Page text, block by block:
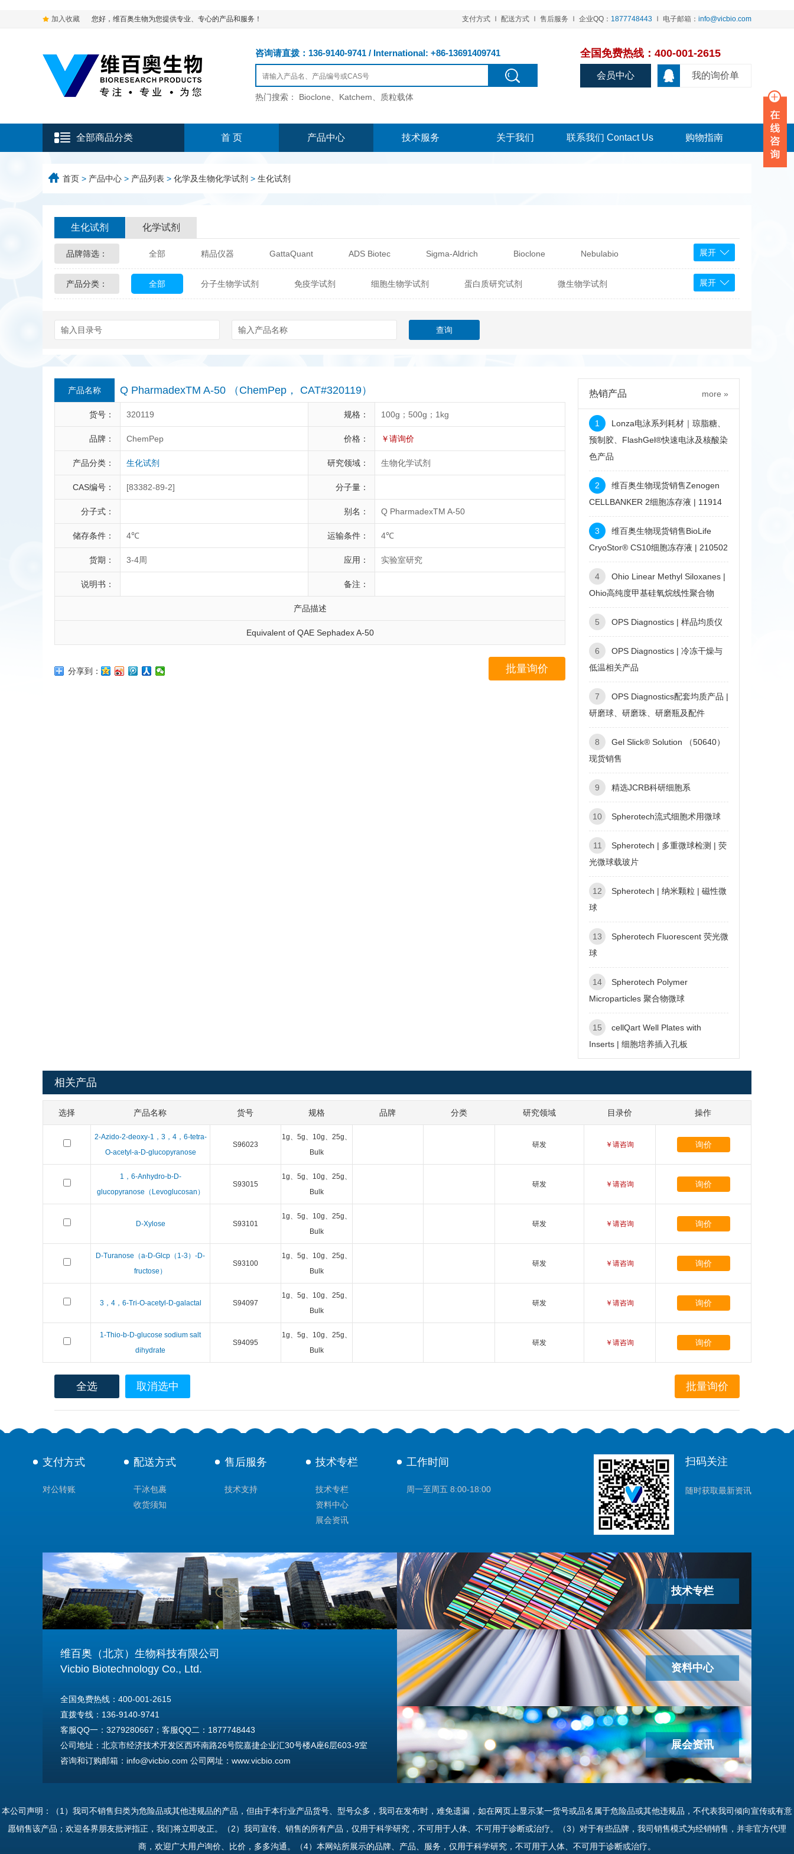
加入收藏 您好，维百奥生物为您提供专业、专心的产品和服务！ 支付方式 配送方式 售后服务 企业QQ： 1877748443 电子邮箱： info@vicbio.com
咨询请直拨：136-9140-9741 / International: +86-13691409741
热门搜索： Bioclone、Katchem、质粒载体
全国免费热线：400-001-2615
我的询价单
会员中心
全部商品分类 首 页 产品中心 技术服务 关于我们 联系我们 Contact Us 购物指南
首页 > 产品中心 > 产品列表 > 化学及生物化学试剂 > 生化试剂
生化试剂 化学试剂
品牌筛选： 全部 精品仪器 GattaQuant ADS Biotec Sigma-Aldrich Bioclone Nebulabio
Glycon Biochem Sterlitech 热销产品 辰辉创聚生物® (Nebulabio) BPS Bioscience
Mediagnost
Cytodiagnostics Katchem
Berry & Associates Hybrid Plastics Milenia Biotec Sunrise Science
LGC Maine Standards Pall Lonza 康为世纪
Abbexa AbD Serotec Abnova Active Motif
展开
产品分类： 全部 分子生物学试剂 免疫学试剂 细胞生物学试剂 蛋白质研究试剂 微生物学试剂 展开
产品名称 Q PharmadexTM A-50 （ChemPep， CAT#320119）
货号： 320119 规格： 100g；500g；1kg
品牌： ChemPep 价格： ￥请询价
产品分类： 生化试剂 研究领域： 生物化学试剂
CAS编号： [83382-89-2] 分子量：
分子式： 别名： Q PharmadexTM A-50
储存条件： 4℃ 运输条件： 4℃
货期： 3-4周 应用： 实验室研究
说明书： 备注：
产品描述
Equivalent of QAE Sephadex A-50
分享到： 批量询价
热销产品 more »
1
Lonza电泳系列耗材｜琼脂糖、
预制胶、FlashGel®快速电泳及核酸染
色产品
2
维百奥生物现货销售Zenogen
CELLBANKER 2细胞冻存液 | 11914
3
维百奥生物现货销售BioLife
CryoStor® CS10细胞冻存液 | 210502
4
Ohio Linear Methyl Siloxanes |
Ohio高纯度甲基硅氧烷线性聚合物
5 OPS Diagnostics | 样品均质仪
6
OPS Diagnostics | 冷冻干燥与
低温相关产品
7
OPS Diagnostics配套均质产品 |
研磨球、研磨珠、研磨瓶及配件
8
Gel Slick® Solution （50640）
现货销售
9 精选JCRB科研细胞系
10 Spherotech流式细胞术用微球
11
Spherotech | 多重微球检测 | 荧
光微球载玻片
12
Spherotech | 纳米颗粒 | 磁性微
球
13
Spherotech Fluorescent 荧光微
球
14
Spherotech Polymer
Microparticles 聚合物微球
15
cellQart Well Plates with
Inserts | 细胞培养插入孔板
相关产品
选择 产品名称 货号 规格 品牌 分类 研究领域 目录价 操作
2-Azido-2-deoxy-1，3，4，6-tetra-
O-acetyl-a-D-glucopyranose
S96023
1g、5g、10g、25g、
Bulk
研发 ￥请咨询 询价
1，6-Anhydro-b-D-
glucopyranose（Levoglucosan）
S93015
1g、5g、10g、25g、
Bulk
研发 ￥请咨询 询价
D-Xylose S93101
1g、5g、10g、25g、
Bulk
研发 ￥请咨询 询价
D-Turanose（a-D-Glcp（1-3）-D-
fructose）
S93100
1g、5g、10g、25g、
Bulk
研发 ￥请咨询 询价
3，4，6-Tri-O-acetyl-D-galactal S94097
1g、5g、10g、25g、
Bulk
研发 ￥请咨询 询价
1-Thio-b-D-glucose sodium salt
dihydrate
S94095
1g、5g、10g、25g、
Bulk
研发 ￥请咨询 询价
全选 取消选中
支付方式
对公转账
配送方式
干冰包裹
收货须知
售后服务
技术支持
技术专栏
技术专栏
资料中心
展会资讯
工作时间
周一至周五 8:00-18:00
扫码关注
随时获取最新资讯
维百奥（北京）生物科技有限公司
Vicbio Biotechnology Co., Ltd.
全国免费热线：400-001-2615
直拨专线：136-9140-9741
客服QQ一：3279280667；客服QQ二：1877748443
公司地址：北京市经济技术开发区西环南路26号院嘉捷企业汇30号楼A座6层603-9室
咨询和订购邮箱：info@vicbio.com 公司网址：www.vicbio.com
Tel: +86-13691409741
技术专栏
资料中心
展会资讯
本公司声明：（1）我司不销售归类为危险品或其他违规品的产品，但由于本行业产品货号、型号众多，我司在发布时，难免遗漏，如在网页上显示某一货号或品名属于危险品或其他违规品，不代表我司倾向宣传或有意
愿销售该产品；欢迎各界朋友批评指正，我们将立即改正。（2）我司宣传、销售的所有产品，仅用于科学研究，不可用于人体、不可用于诊断或治疗。（3）对于有些品牌，我司销售模式为经销销售，并非官方代理
商，欢迎广大用户询价、比价，多多沟通。（4）本网站所展示的品牌、产品、服务，仅用于科学研究，不可用于人体、不可用于诊断或治疗。